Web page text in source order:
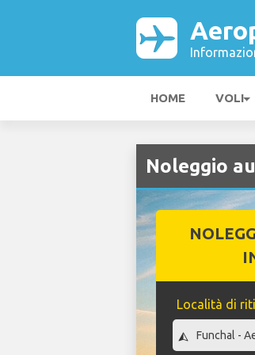
HOME VOLI
Noleggio
Località di